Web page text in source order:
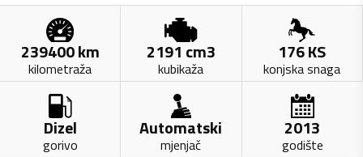
239400km
kilometraža
2191 cm3
kubikaža
176KS
konjska snaga
Dizel
gorivo
Automatski
mjenjač
2013
godište